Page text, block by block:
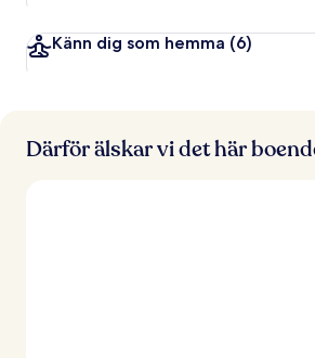
n
Känn dig som hemma (6)
Därför älskar vi det här